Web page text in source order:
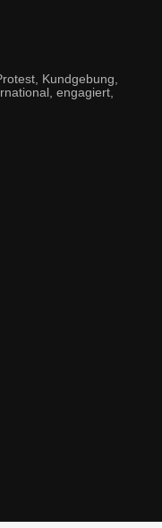
Kundgebung,
engagiert,